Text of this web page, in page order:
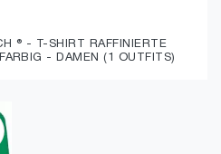
® - T-SHIRT RAFFINIERTE
- DAMEN (1 OUTFITS)